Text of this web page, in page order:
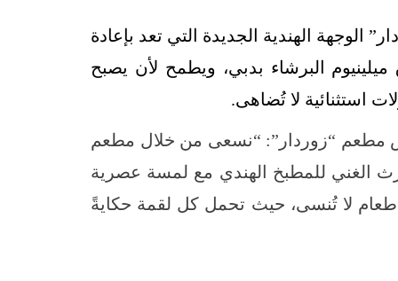
الهندية الجديدة التي تعد بإعادة
البرشاء بدبي، ويطمح لأن يصبح
استثنائية لا تُضاهى.
مطعم “زوردار”: “نسعى من خلال مطعم
الغني للمطبخ الهندي مع لمسة عصرية
طعام لا تُنسى، حيث تحمل كل لقمة حكايةً